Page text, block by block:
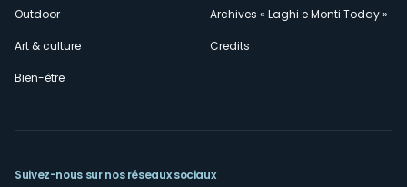
Outdoor
Art & culture
Bien-être
Archives « Laghi e Monti Today »
Credits
Suivez-nous sur nos réseaux sociaux